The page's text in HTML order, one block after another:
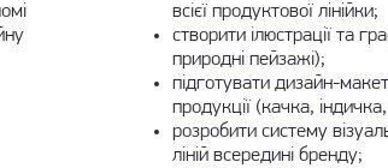
всієї продуктової лінійки;
створити ілюстрації та
природні пейзажі);
підготувати дизайн-
продукції (качка,
розробити систему
ліній всередині бренду;